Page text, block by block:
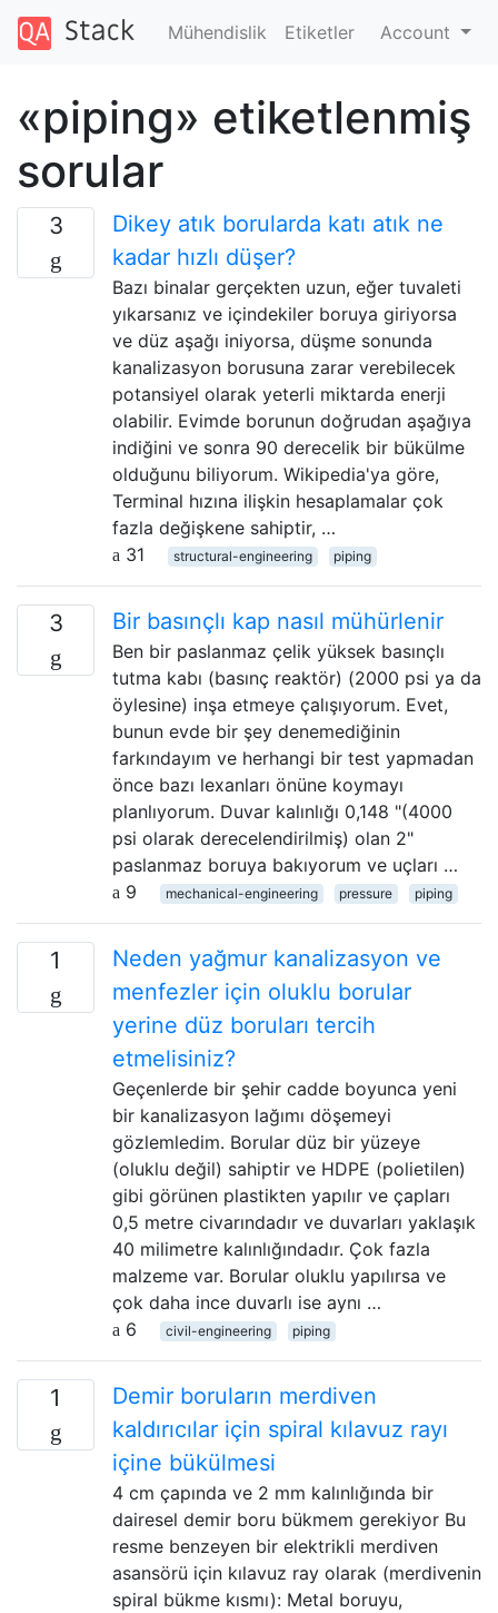
Mühendislik Etiketler Account
«piping» etiketlenmiş
sorular
3
Dikey atık borularda katı atık ne
kadar hızlı düşer?
Bazı binalar gerçekten uzun, eğer tuvaleti
yıkarsanız ve içindekiler boruya giriyorsa
ve düz aşağı iniyorsa, düşme sonunda
kanalizasyon borusuna zarar verebilecek
potansiyel olarak yeterli miktarda enerji
olabilir. Evimde borunun doğrudan aşağıya
indiğini ve sonra 90 derecelik bir bükülme
olduğunu biliyorum. Wikipedia'ya göre,
Terminal hızına ilişkin hesaplamalar çok
fazla değişkene sahiptir, …
31
structural-engineering piping
3 Bir basınçlı kap nasıl mühürlenir
Ben bir paslanmaz çelik yüksek basınçlı
tutma kabı (basınç reaktör) (2000 psi ya da
öylesine) inşa etmeye çalışıyorum. Evet,
bunun evde bir şey denemediğinin
farkındayım ve herhangi bir test yapmadan
önce bazı lexanları önüne koymayı
planlıyorum. Duvar kalınlığı 0,148 "(4000
psi olarak derecelendirilmiş) olan 2"
paslanmaz boruya bakıyorum ve uçları …
9
mechanical-engineering pressure piping
1
Neden yağmur kanalizasyon ve
menfezler için oluklu borular
yerine düz boruları tercih
etmelisiniz?
Geçenlerde bir şehir cadde boyunca yeni
bir kanalizasyon lağımı döşemeyi
gözlemledim. Borular düz bir yüzeye
(oluklu değil) sahiptir ve HDPE (polietilen)
gibi görünen plastikten yapılır ve çapları
0,5 metre civarındadır ve duvarları yaklaşık
40 milimetre kalınlığındadır. Çok fazla
malzeme var. Borular oluklu yapılırsa ve
çok daha ince duvarlı ise aynı …
6
civil-engineering piping
1
Demir boruların merdiven
kaldırıcılar için spiral kılavuz rayı
içine bükülmesi
4 cm çapında ve 2 mm kalınlığında bir
dairesel demir boru bükmem gerekiyor Bu
resme benzeyen bir elektrikli merdiven
asansörü için kılavuz ray olarak (merdivenin
spiral bükme kısmı): Metal boruyu,